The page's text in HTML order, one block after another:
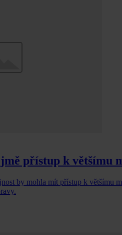
přístup k většímu
by mohla mít přístup k většímu